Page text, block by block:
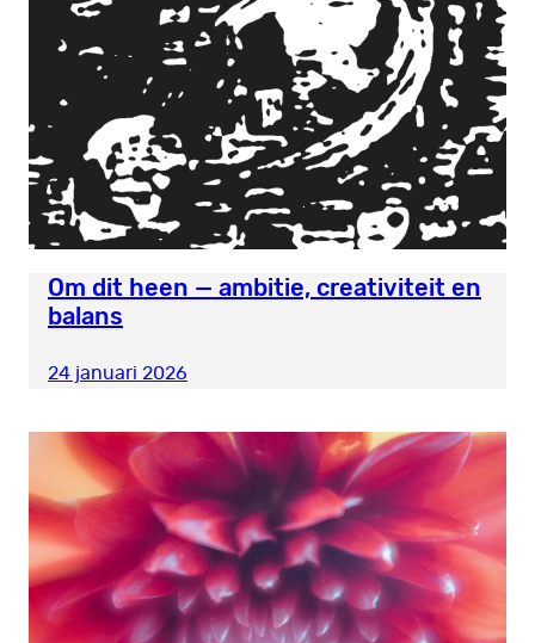
Om dit heen — ambitie, creativiteit en
balans
24 januari 2026